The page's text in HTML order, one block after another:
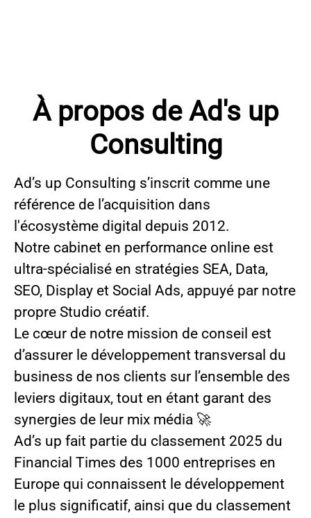
À propos de Ad's up
Consulting
Ad’s up Consulting s’inscrit comme une
référence de l’acquisition dans
l'écosystème digital depuis 2012.
Notre cabinet en performance online est
ultra-spécialisé en stratégies SEA, Data,
SEO, Display et Social Ads, appuyé par notre
propre Studio créatif.
Le cœur de notre mission de conseil est
d’assurer le développement transversal du
business de nos clients sur l’ensemble des
leviers digitaux, tout en étant garant des
synergies de leur mix média 🚀
Ad’s up fait partie du classement 2025 du
Financial Times des 1000 entreprises en
Europe qui connaissent le développement
le plus significatif, ainsi que du classement